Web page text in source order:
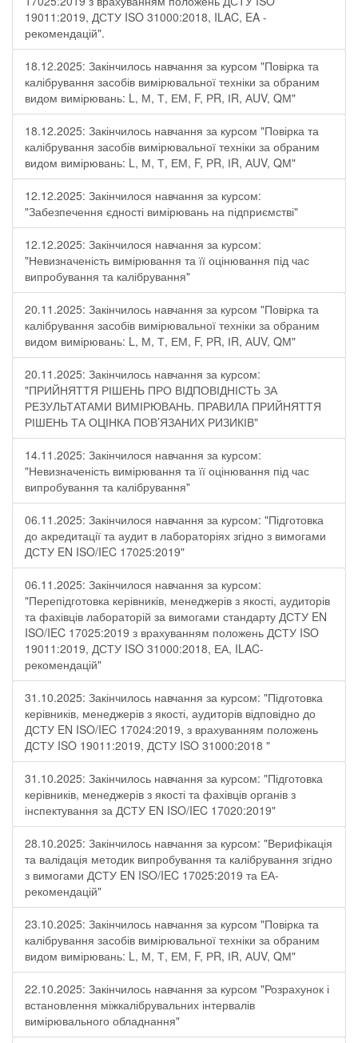
19011:2019, ДСТУ ISO 31000:2018, ILAC, EA -
рекомендацій".
18.12.2025: Закінчилось навчання за курсом "Повірка та
калібрування засобів вимірювальної техніки за обраним
видом вимірювань: L, М, Т, ЕМ, F, РR, ІR, АUV, QМ"
18.12.2025: Закінчилось навчання за курсом "Повірка та
калібрування засобів вимірювальної техніки за обраним
видом вимірювань: L, М, Т, ЕМ, F, РR, ІR, АUV, QМ"
12.12.2025: Закінчилося навчання за курсом:
"Забезпечення єдності вимірювань на підприємстві"
12.12.2025: Закінчилося навчання за курсом:
"Невизначеність вимірювання та її оцінювання під час
випробування та калібрування"
20.11.2025: Закінчилось навчання за курсом "Повірка та
калібрування засобів вимірювальної техніки за обраним
видом вимірювань: L, М, Т, ЕМ, F, РR, ІR, АUV, QМ"
20.11.2025: Закінчилось навчання за курсом:
"ПРИЙНЯТТЯ РІШЕНЬ ПРО ВІДПОВІДНІСТЬ ЗА
РЕЗУЛЬТАТАМИ ВИМІРЮВАНЬ. ПРАВИЛА ПРИЙНЯТТЯ
РІШЕНЬ ТА ОЦІНКА ПОВ’ЯЗАНИХ РИЗИКІВ"
14.11.2025: Закінчилося навчання за курсом:
"Невизначеність вимірювання та її оцінювання під час
випробування та калібрування"
06.11.2025: Закінчилося навчання за курсом: "Підготовка
до акредитації та аудит в лабораторіях згідно з вимогами
ДСТУ EN ISO/IEC 17025:2019"
06.11.2025: Закінчилося навчання за курсом:
"Перепідготовка керівників, менеджерів з якості, аудиторів
та фахівців лабораторій за вимогами стандарту ДСТУ EN
ISO/IEC 17025:2019 з врахуванням положень ДСТУ ISO
19011:2019, ДСТУ ISO 31000:2018, ЕА, ILAC-
рекомендацій"
31.10.2025: Закінчилось навчання за курсом: "Підготовка
керівників, менеджерів з якості, аудиторів відповідно до
ДСТУ EN ISO/IEC 17024:2019, з врахуванням положень
ДСТУ ISO 19011:2019, ДСТУ ISO 31000:2018 "
31.10.2025: Закінчилось навчання за курсом: "Підготовка
керівників, менеджерів з якості та фахівців органів з
інспектування за ДСТУ EN ISO/IEC 17020:2019"
28.10.2025: Закінчилось навчання за курсом: "Верифікація
та валідація методик випробування та калібрування згідно
з вимогами ДСТУ EN ISO/IEC 17025:2019 та ЕА-
рекомендацій"
23.10.2025: Закінчилось навчання за курсом "Повірка та
калібрування засобів вимірювальної техніки за обраним
видом вимірювань: L, М, Т, ЕМ, F, РR, ІR, АUV, QМ"
22.10.2025: Закінчилось навчання за курсом "Розрахунок і
встановлення міжкалібрувальних інтервалів
вимірювального обладнання"